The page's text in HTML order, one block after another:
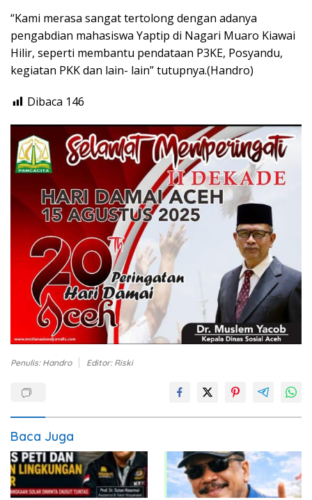
“Kami merasa sangat tertolong dengan adanya
pengabdian mahasiswa Yaptip di Nagari Muaro Kiawai
Hilir, seperti membantu pendataan P3KE, Posyandu,
kegiatan PKK dan lain- lain” tutupnya.(Handro)
Dibaca 146
Penulis: Handro Editor: Riski
Baca Juga